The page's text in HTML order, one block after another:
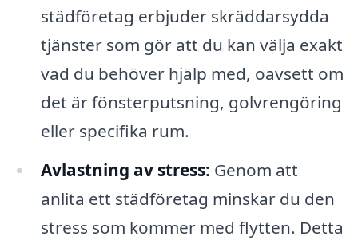
städföretag erbjuder skräddarsydda
tjänster som gör att du kan välja exakt
vad du behöver hjälp med, oavsett om
det är fönsterputsning, golvrengöring
eller specifika rum.
Avlastning av stress: Genom att
anlita ett städföretag minskar du den
stress som kommer med flytten. Detta